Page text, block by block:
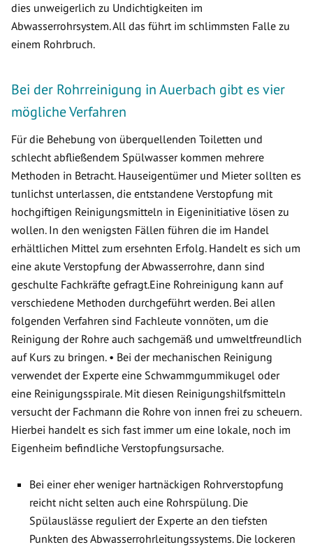
dies unweigerlich zu Undichtigkeiten im
Abwasserrohrsystem. All das führt im schlimmsten Falle zu
einem Rohrbruch.
Bei der Rohrreinigung in Auerbach gibt es vier
mögliche Verfahren
Für die Behebung von überquellenden Toiletten und
schlecht abfließendem Spülwasser kommen mehrere
Methoden in Betracht. Hauseigentümer und Mieter sollten es
tunlichst unterlassen, die entstandene Verstopfung mit
hochgiftigen Reinigungsmitteln in Eigeninitiative lösen zu
wollen. In den wenigsten Fällen führen die im Handel
erhältlichen Mittel zum ersehnten Erfolg. Handelt es sich um
eine akute Verstopfung der Abwasserrohre, dann sind
geschulte Fachkräfte gefragt.Eine Rohreinigung kann auf
verschiedene Methoden durchgeführt werden. Bei allen
folgenden Verfahren sind Fachleute vonnöten, um die
Reinigung der Rohre auch sachgemäß und umweltfreundlich
auf Kurs zu bringen. • Bei der mechanischen Reinigung
verwendet der Experte eine Schwammgummikugel oder
eine Reinigungsspirale. Mit diesen Reinigungshilfsmitteln
versucht der Fachmann die Rohre von innen frei zu scheuern.
Hierbei handelt es sich fast immer um eine lokale, noch im
Eigenheim befindliche Verstopfungsursache.
Bei einer eher weniger hartnäckigen Rohrverstopfung
reicht nicht selten auch eine Rohrspülung. Die
Spülauslässe reguliert der Experte an den tiefsten
Punkten des Abwasserrohrleitungssystems. Die lockeren